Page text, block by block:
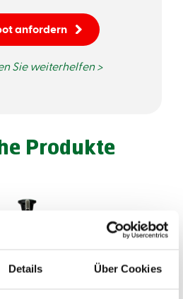
Details Über Cookies
anfordern
Sie weiterhelfen >
Produkte